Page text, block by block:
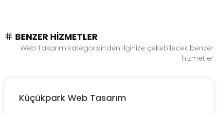
BENZER HIZMETLER
Web Tasarım kategorisinden ilginize çekebilecek benzer
hizmetler
Küçükpark Web Tasarım